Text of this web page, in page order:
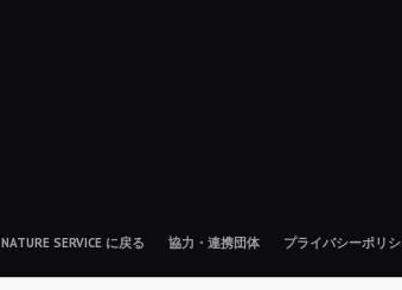
NATURE SERVICE に戻る 協力・連携団体 プライバシーポリ